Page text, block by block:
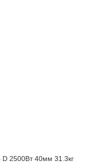
D 2500Вт 40мм 31.3кг